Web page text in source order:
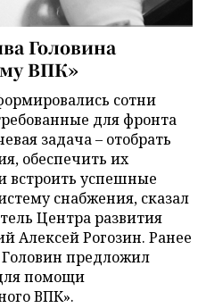
Головина
ВПК»
сотни
для фронта
задача – отобрать
обеспечить их
встроить успешные
снабжения, сказал
Центра развития
Алексей Рогозин. Ранее
предложил
помощи
ВПК».